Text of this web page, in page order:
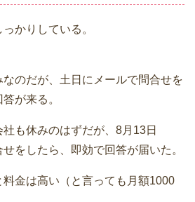
かりしている。
のだが、土日にメールで問合せを
が来る。
も休みのはずだが、8月13日
せをしたら、即効で回答が届いた。
料金は高い（と言っても月額1000